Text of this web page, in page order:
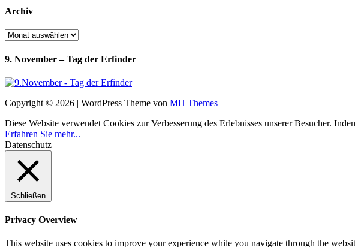
Archiv
Archiv
9. November – Tag der Erfinder
Copyright © 2026 | WordPress Theme von MH Themes
Diese Website verwendet Cookies zur Verbesserung des Erlebnisses unserer Besucher.
Erfahren Sie mehr...
Datenschutz
Schließen
Privacy Overview
This website uses cookies to improve your experience while you navigate through the